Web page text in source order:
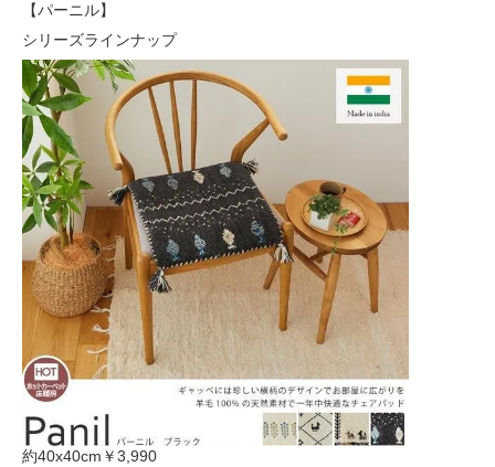
【パーニル】
シリーズラインナップ
約40x40cm ￥3,990